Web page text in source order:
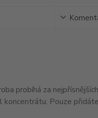
probíhá za
koncentrátu. Pouze přidáte